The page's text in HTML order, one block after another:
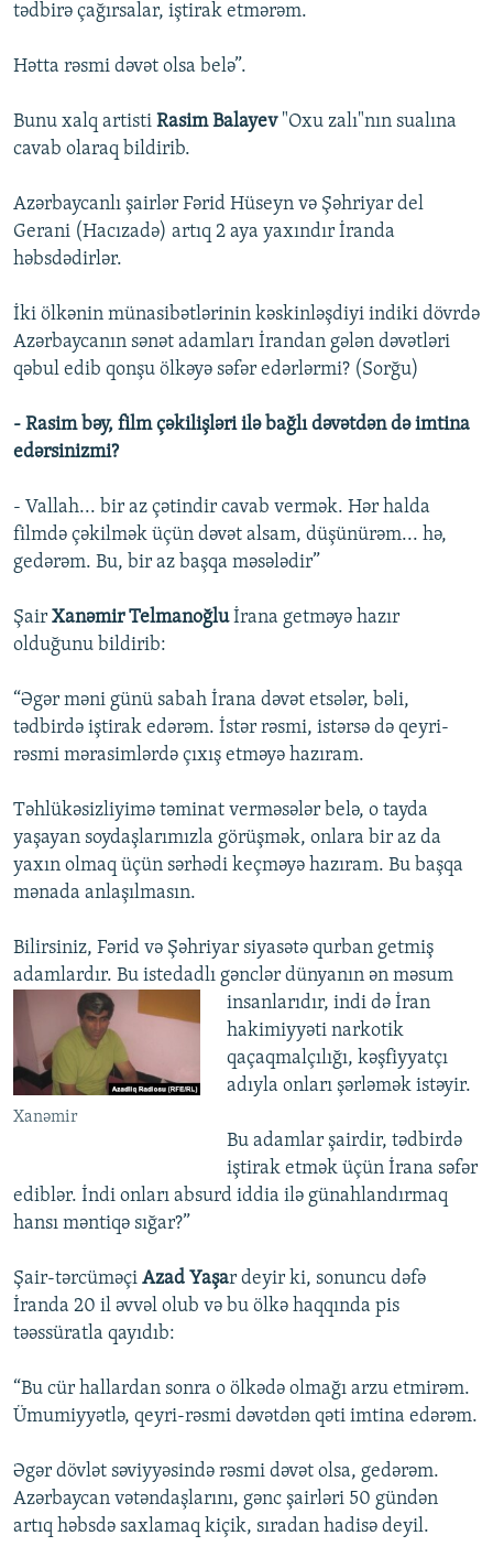
tədbirə çağırsalar, iştirak etmərəm.
Hətta rəsmi dəvət olsa belə”.
Bunu xalq artisti Rasim Balayev"Oxu zalı"nın sualına
cavab olaraq bildirib.
Azərbaycanlı şairlər Fərid Hüseyn və Şəhriyar del
Gerani (Hacızadə) artıq 2 aya yaxındır İranda
həbsdədirlər.
İki ölkənin münasibətlərinin kəskinləşdiyi indiki dövrdə
Azərbaycanın sənət adamları İrandan gələn dəvətləri
qəbul edib qonşu ölkəyə səfər edərlərmi? (Sorğu)
- Rasim bəy, film çəkilişləri ilə bağlı dəvətdən də imtina
edərsinizmi?
- Vallah... bir az çətindir cavab vermək. Hər halda
filmdə çəkilmək üçün dəvət alsam, düşünürəm... hə,
gedərəm. Bu, bir az başqa məsələdir”
Şair Xanəmir Telmanoğluİrana getməyə hazır
olduğunu bildirib:
“Əgər məni günü sabah İrana dəvət etsələr, bəli,
tədbirdə iştirak edərəm. İstər rəsmi, istərsə də qeyri-
rəsmi mərasimlərdə çıxış etməyə hazıram.
Təhlükəsizliyimə təminat verməsələr belə, o tayda
yaşayan soydaşlarımızla görüşmək, onlara bir az da
yaxın olmaq üçün sərhədi keçməyə hazıram. Bu başqa
mənada anlaşılmasın.
Bilirsiniz, Fərid və Şəhriyar siyasətə qurban getmiş
adamlardır. Bu istedadlı gənclər
Xanəmir
dünyanın ən məsum
insanlarıdır, indi də İran
hakimiyyəti narkotik
qaçaqmalçılığı, kəşfiyyatçı
adıyla onları şərləmək istəyir.
Bu adamlar şairdir, tədbirdə
iştirak etmək üçün İrana səfər
ediblər. İndi onları absurd iddia ilə günahlandırmaq
hansı məntiqə sığar?”
Şair-tərcüməçi Azad Yaşar deyir ki, sonuncu dəfə
İranda 20 il əvvəl olub və bu ölkə haqqında pis
təəssüratla qayıdıb:
“Bu cür hallardan sonra o ölkədə olmağı arzu etmirəm.
Ümumiyyətlə, qeyri-rəsmi dəvətdən qəti imtina edərəm.
Əgər dövlət səviyyəsində rəsmi dəvət olsa, gedərəm.
Azərbaycan vətəndaşlarını, gənc şairləri 50 gündən
artıq həbsdə saxlamaq kiçik, sıradan hadisə deyil.